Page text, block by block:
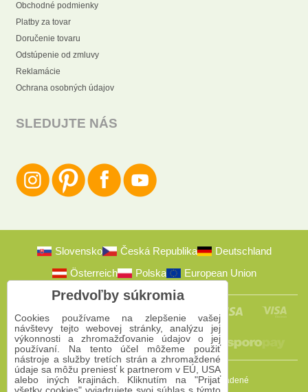
Obchodné podmienky
Platby za tovar
Doručenie tovaru
Odstúpenie od zmluvy
Reklamácie
Ochrana osobných údajov
SLEDUJTE NÁS
Slovensko Česká Republika
Deutschland
Österreich
Polska European Union
2009-2026 © Bomba s.r.o.Všetky práva vyhradené
Predvoľby súkromia
Cookies používame na zlepšenie vašej
návštevy tejto webovej stránky, analýzu jej
výkonnosti a zhromažďovanie údajov o jej
používaní. Na tento účel môžeme použiť
nástroje a služby tretích strán a zhromaždené
údaje sa môžu preniesť k partnerom v EÚ, USA
alebo iných krajinách. Kliknutím na "Prijať